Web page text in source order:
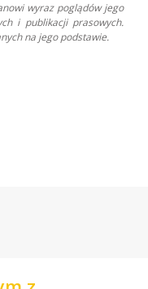
wyraz poglądów jego
i publikacji prasowych.
na jego podstawie.